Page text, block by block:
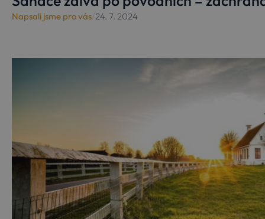
Napsali jsme pro vás 24. 7. 2024